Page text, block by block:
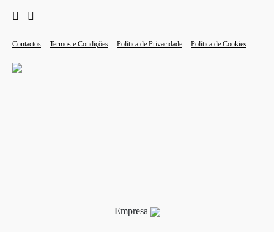
Contactos Termos e Condições Política de Privacidade Política de Cookies
Empresa